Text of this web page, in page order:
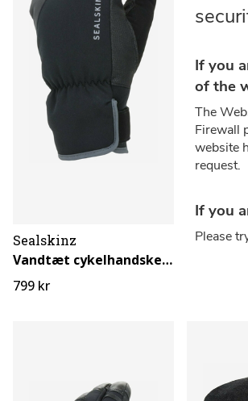
Sealskinz
Vandtæt cykelhandske til ekstrem kulde
799 kr